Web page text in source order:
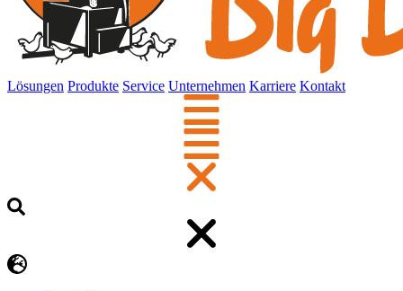
Lösungen Produkte Service Unternehmen Karriere Kontakt